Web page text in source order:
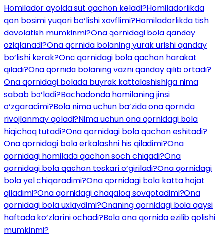
Homilador ayolda sut qachon keladi?Homiladorlikda
qon bosimi yuqori bo‘lishi xavflimi?Homiladorlikda tish
davolatish mumkinmi?Ona qornidagi bola qanday
oziqlanadi?Ona qornida bolaning yurak urishi qanday
bo‘lishi kerak?Ona qornidagi bola qachon harakat
qiladi?Ona qornida bolaning vazni qanday qilib ortadi?
Ona qornidagi bolada buyrak kattalashishiga nima
sabab bo‘ladi?Bachadonda homilaning jinsi
o‘zgaradimi?Bola nima uchun ba’zida ona qornida
rivojlanmay qoladi?Nima uchun ona qornidagi bola
hiqichoq tutadi?Ona qornidagi bola qachon eshitadi?
Ona qornidagi bola erkalashni his qiladimi?Ona
qornidagi homilada qachon soch chiqadi?Ona
qornidagi bola qachon teskari o‘giriladi?Ona qornidagi
bola yel chiqaradimi?Ona qornidagi bola katta hojat
qiladimi?Ona qornidagi chaqaloq sovqotadimi?Ona
qornidagi bola uxlaydimi?Onaning qornidagi bola qaysi
haftada ko‘zlarini ochadi?Bola ona qornida ezilib qolishi
mumkinmi?